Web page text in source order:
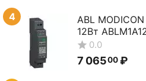
4
ABL
12Вт
0.0
7 06500 ₽